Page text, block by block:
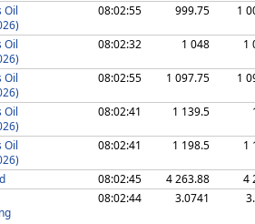
Oil
08:02:55 999.75 1
Oil
08:02:32 1 048 1
Oil
08:02:55 1 097.75 1
Oil
08:02:41 1 139.5
Oil
08:02:41 1 198.5 1
08:02:45 4 263.88 4
08:02:44 3.0741